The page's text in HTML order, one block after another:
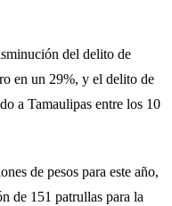
del delito de
en un 29%, y el delito de
a Tamaulipas entre los 10
de pesos para este año,
de 151 patrullas para la